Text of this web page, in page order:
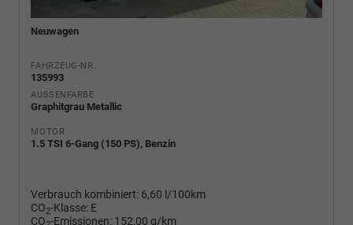
Neuwagen
FAHRZEUG-NR.
135993
AUSSENFARBE
Graphitgrau Metallic
MOTOR
1.5 TSI 6-Gang (150 PS), Benzin
Verbrauch kombiniert: 6,60 l/100km
CO2-Klasse: E
CO -Emissionen: 152,00 g/km